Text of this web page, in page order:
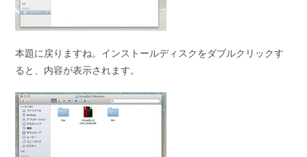
本題に戻りますね。インストールディスクをダブルクリックす
ると、内容が表示されます。